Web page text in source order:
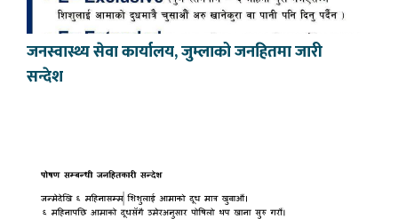
जनस्वास्थ्य सेवा कार्यालय, जुम्लाको जनहितमा जारी
सन्देश